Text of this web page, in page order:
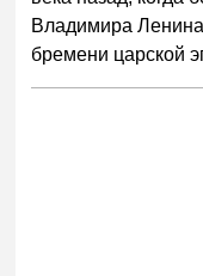
Владимира Ленина
бремени царской